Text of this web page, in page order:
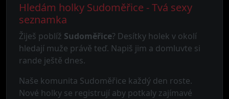
Hledám holky Sudoměřice - Tvá sexy
seznamka
Žiješ poblíž Sudoměřice? Desítky holek v okolí
hledají muže právě teď. Napiš jim a domluvte si
rande ještě dnes.
Naše komunita Sudoměřice každý den roste.
Nové holky se registrují aby potkaly zajímavé